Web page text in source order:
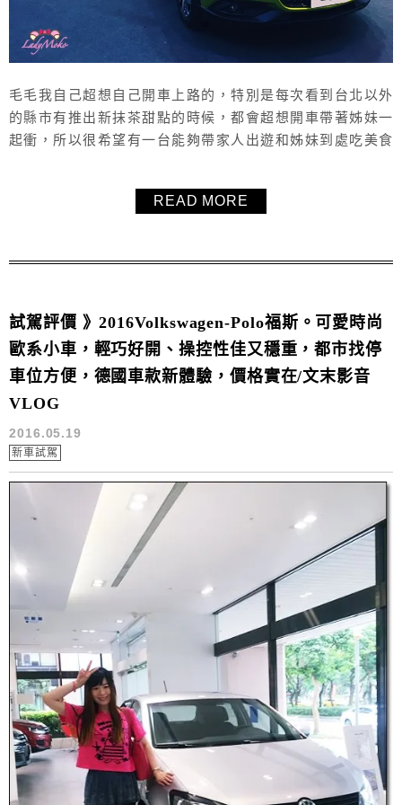
毛毛我自己超想自己開車上路的，特別是每次看到台北以外
的縣市有推出新抹茶甜點的時候，都會超想開車帶著姊妹一
起衝，所以很希望有一台能夠帶家人出遊和姊妹到處吃美食
READ MORE
試駕評價 》2016Volkswagen-Polo福斯。可愛時尚
歐系小車，輕巧好開、操控性佳又穩重，都市找停
車位方便，德國車款新體驗，價格實在/文末影音
VLOG
2016.05.19
新車試駕